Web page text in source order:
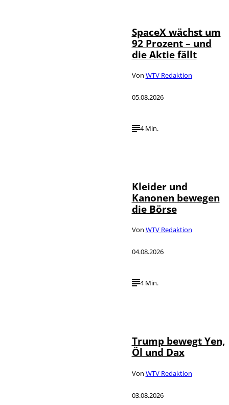
SpaceX wächst um
92 Prozent – und
die Aktie fällt
Von WTV Redaktion
05.08.2026
4 Min.
Kleider und
Kanonen bewegen
die Börse
Von WTV Redaktion
04.08.2026
4 Min.
Trump bewegt Yen,
Öl und Dax
Von WTV Redaktion
03.08.2026